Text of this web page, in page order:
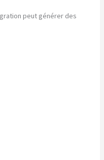
peut générer des